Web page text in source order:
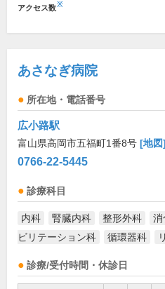
アクセス数※
あさなぎ病院
所在地・電話番号
広小路駅
富山県高岡市五福町1番8号 [地図]
0766-22-5445
診療科目
内科 腎臓内科 整形外科 消
ビリテーション科
循環器科
診療/受付時間・休診日